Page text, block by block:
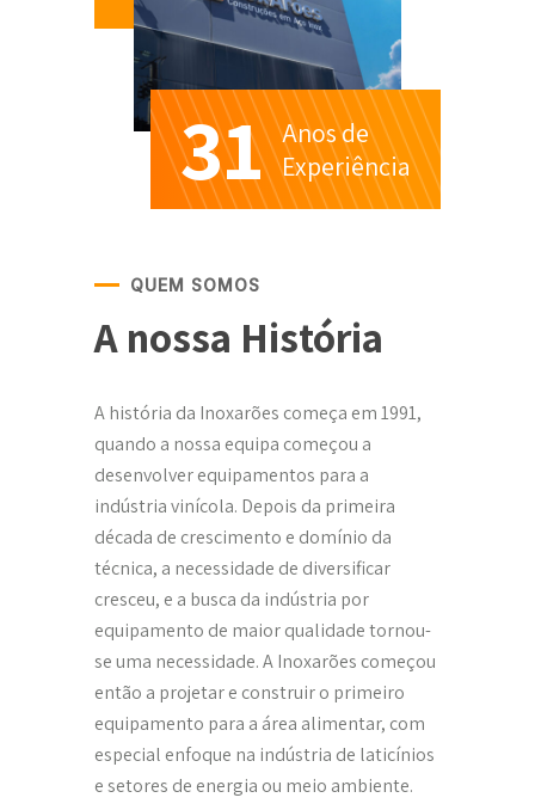
31 Anos de
Experiência
QUEM SOMOS
A nossa História
A história da Inoxarões começa em 1991,
quando a nossa equipa começou a
desenvolver equipamentos para a
indústria vinícola. Depois da primeira
década de crescimento e domínio da
técnica, a necessidade de diversificar
cresceu, e a busca da indústria por
equipamento de maior qualidade tornou-
se uma necessidade. A Inoxarões começou
então a projetar e construir o primeiro
equipamento para a área alimentar, com
especial enfoque na indústria de laticínios
e setores de energia ou meio ambiente.